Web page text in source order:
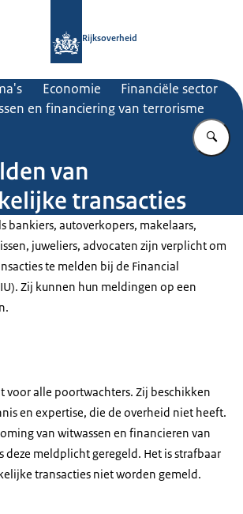
Rijksoverheid
Economie
Financiële sector
en financiering van terrorisme
van
transacties
bankiers, autoverkopers, makelaars,
juweliers, advocaten zijn verplicht om
te melden bij de Financial
Zij kunnen hun meldingen op een
voor alle poortwachters. Zij beschikken
en expertise, die de overheid niet heeft.
van witwassen en financieren van
deze meldplicht geregeld. Het is strafbaar
transacties niet worden gemeld.